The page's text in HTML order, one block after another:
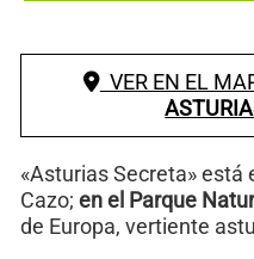
VER EN EL
«Asturias Secreta» está
Cazo; en el Parque
de Europa, vertiente